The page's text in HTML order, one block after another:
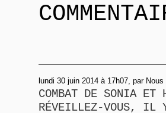
lundi 30 juin 2014 à 17h07, par
COMBAT DE SONIA ET
RÉVEILLEZ-VOUS,